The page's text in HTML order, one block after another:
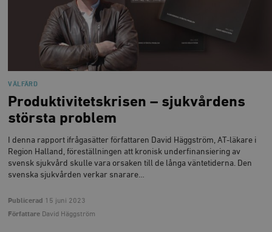
VÄLFÄRD
Produktivitetskrisen – sjukvårdens
största problem
I denna rapport ifrågasätter författaren David Häggström, AT-läkare i
Region Halland, föreställningen att kronisk underfinansiering av
svensk sjukvård skulle vara orsaken till de långa väntetiderna. Den
svenska sjukvården verkar snarare…
Publicerad 15 juni 2023
Författare David Häggström